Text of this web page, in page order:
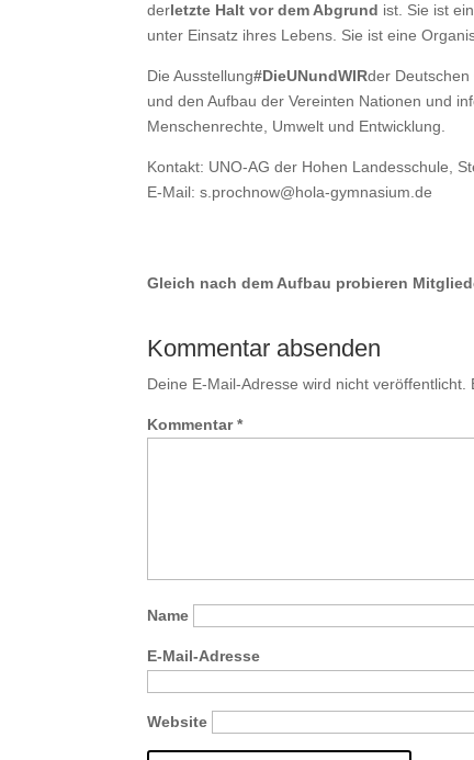
derletzte Halt vor dem Abgrund ist. Sie ist
unter Einsatz ihres Lebens. Sie ist eine
Die Ausstellung#DieUNundWIRder Deutschen
und den Aufbau der Vereinten Nationen und
Menschenrechte, Umwelt und Entwicklung.
Kontakt: UNO-AG der Hohen Landesschule,
E-Mail: s.prochnow@hola-gymnasium.de
Gleich nach dem Aufbau probieren
Kommentar absenden
Deine E-Mail-Adresse wird nicht veröffentlicht.
Kommentar*
Name
E-Mail-Adresse
Website